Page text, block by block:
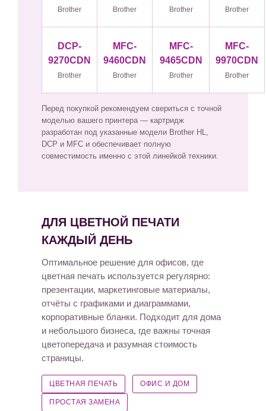
Brother Brother Brother Brother
DCP-
9270CDN
Brother
MFC-
9460CDN
Brother
MFC-
9465CDN
Brother
MFC-
9970CDN
Brother
Перед покупкой рекомендуем свериться с точной
моделью вашего принтера — картридж
разработан под указанные модели Brother HL,
DCP и MFC и обеспечивает полную
совместимость именно с этой линейкой техники.
ДЛЯ ЦВЕТНОЙ ПЕЧАТИ
КАЖДЫЙ ДЕНЬ
Оптимальное решение для офисов, где
цветная печать используется регулярно:
презентации, маркетинговые материалы,
отчёты с графиками и диаграммами,
корпоративные бланки. Подходит для дома
и небольшого бизнеса, где важны точная
цветопередача и разумная стоимость
страницы.
ЦВЕТНАЯ ПЕЧАТЬ ОФИС И ДОМ
ПРОСТАЯ ЗАМЕНА